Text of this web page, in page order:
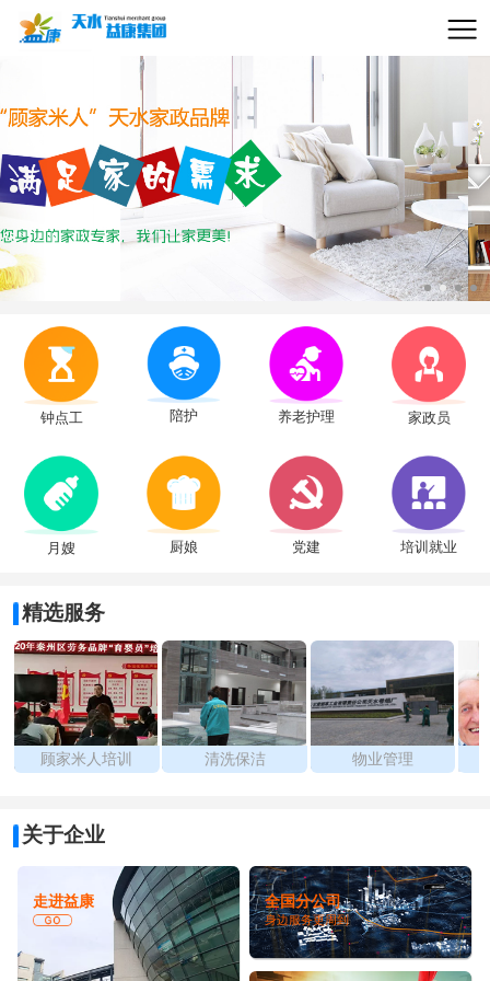
钟点工 陪护 养老护理 家政员
月嫂 厨娘 党建 培训就业
精选服务
顾家米人培训 清洗保洁 物业管理
关于企业
走进益康 全国分公司
身边服务更周到